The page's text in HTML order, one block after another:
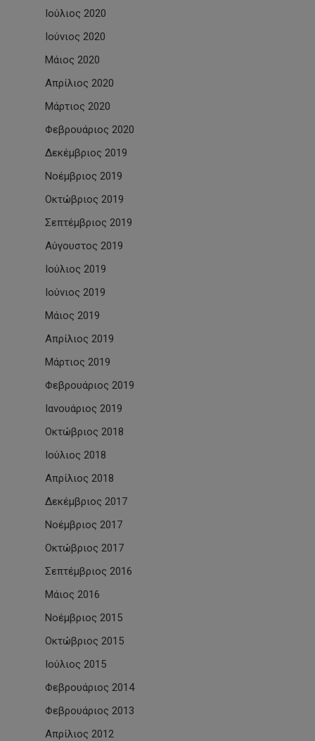
Ιούλιος 2020
Ιούνιος 2020
Μάιος 2020
Απρίλιος 2020
Μάρτιος 2020
Φεβρουάριος 2020
Δεκέμβριος 2019
Νοέμβριος 2019
Οκτώβριος 2019
Σεπτέμβριος 2019
Αύγουστος 2019
Ιούλιος 2019
Ιούνιος 2019
Μάιος 2019
Απρίλιος 2019
Μάρτιος 2019
Φεβρουάριος 2019
Ιανουάριος 2019
Οκτώβριος 2018
Ιούλιος 2018
Απρίλιος 2018
Δεκέμβριος 2017
Νοέμβριος 2017
Οκτώβριος 2017
Σεπτέμβριος 2016
Μάιος 2016
Νοέμβριος 2015
Οκτώβριος 2015
Ιούλιος 2015
Φεβρουάριος 2014
Φεβρουάριος 2013
Απρίλιος 2012